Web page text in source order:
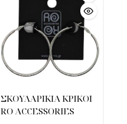
ΣΚΟΥΛΑΡΙΚΙΑ ΚΡΙΚΟΙ
RO ACCESSORIES